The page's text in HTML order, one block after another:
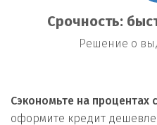
Срочность:
Решение о
Сэкономьте на процентах
оформите кредит